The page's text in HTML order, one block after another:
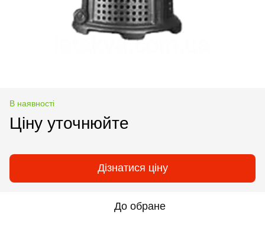
В наявності
Ціну уточнюйте
Дізнатися ціну
До обране